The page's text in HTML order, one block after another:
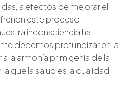
a efectos de mejorar el
este proceso
inconsciencia ha
debemos profundizar en la
la armonía primigenia de la
que la salud es la cualidad